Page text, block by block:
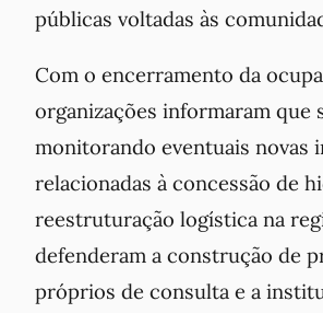
públicas voltadas às
Com o encerramento da
organizações informaram que
monitorando eventuais novas
relacionadas à concessão de
reestruturação logística na
defenderam a construção de
próprios de consulta e a